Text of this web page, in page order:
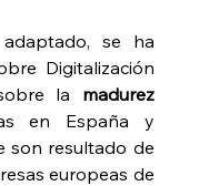
se ha
Digitalización
la madurez
en España y
son resultado de
europeas de